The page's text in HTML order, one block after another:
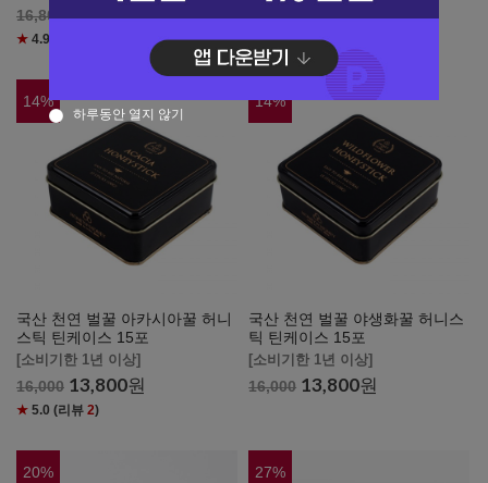
16,800 15,960원
★ 4.9
33,500 31,830원
★ 5.0 (리뷰2)
14%
국산 천연 벌꿀 아카시아꿀 허니
스틱 틴케이스 15포
[소비기한 1년 이상]
16,000 13,800원
★ 5.0 (리뷰 2)
14%
국산 천연 벌꿀 야생화꿀 허니스
틱 틴케이스 15포
[소비기한 1년 이상]
16,000 13,800원
20% 27%
하루동안 열지 않기